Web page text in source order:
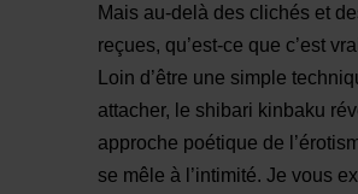
Mais au-delà des clichés et
reçues, qu’est-ce que c’est
Loin d’être une simple
attacher, le shibari kinbaku
approche poétique de
se mêle à l’intimité. Je vous